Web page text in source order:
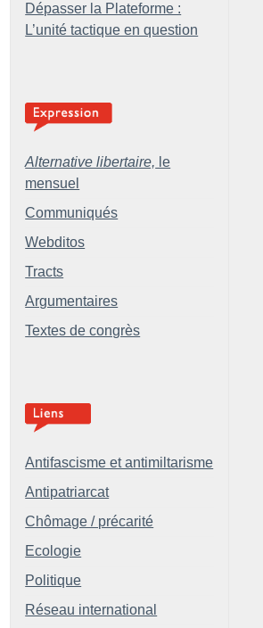
Dépasser la Plateforme :
L’unité tactique en question
Alternative libertaire, le
mensuel
Communiqués
Webditos
Tracts
Argumentaires
Textes de congrès
Antifascisme et antimiltarisme
Antipatriarcat
Chômage / précarité
Ecologie
Politique
Réseau international